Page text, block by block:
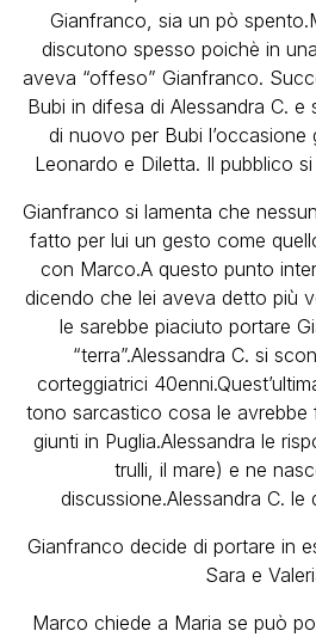
Gianfranco, sia un pò
discutono spesso poichè in
aveva “offeso” Gianfranco.
Bubi in difesa di Alessandra C. e
di nuovo per Bubi
Leonardo e Diletta. Il pubblico
Gianfranco si lamenta che
fatto per lui un gesto come
con Marco.A questo punto
dicendo che lei aveva detto più
le sarebbe piaciuto portare
“terra”.Alessandra C. si
corteggiatrici
tono sarcastico cosa le
giunti in Puglia.Alessandra le
trulli, il mare) e ne
discussione.Alessandra C. le
Gianfranco decide di portare in
Sara e
Marco chiede a Maria se può